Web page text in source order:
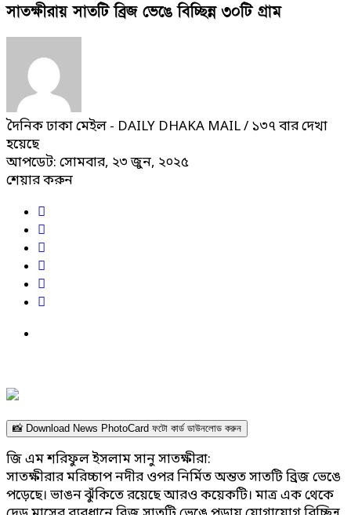
সাতক্ষীরায় সাতটি ব্রিজ ভেঙে বিচ্ছিন্ন ৩০টি গ্রাম
দৈনিক ঢাকা মেইল - DAILY DHAKA MAIL/ ১৩৭ বার দেখা
হয়েছে
আপডেট: সোমবার, ২৩ জুন, ২০২৫
শেয়ার করুন
📸 Download News PhotoCard ফটো কার্ড ডাউনলোড করুন
জি এম শরিফুল ইসলাম সানু সাতক্ষীরা:
সাতক্ষীরার মরিচ্চাপ নদীর ওপর নির্মিত অন্তত সাতটি ব্রিজ ভেঙে
পড়েছে। ভাঙন ঝুঁকিতে রয়েছে আরও কয়েকটি। মাত্র এক থেকে